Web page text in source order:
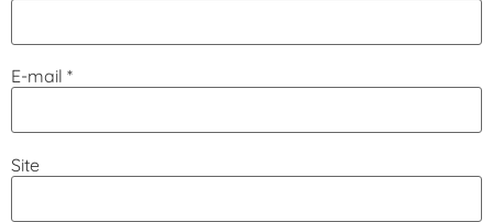
E-mail *
Site